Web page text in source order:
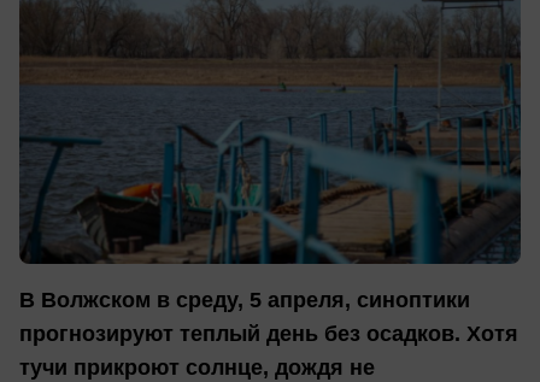
В Волжском в среду, 5 апреля, синоптики
прогнозируют теплый день без осадков. Хотя
тучи прикроют солнце, дождя не